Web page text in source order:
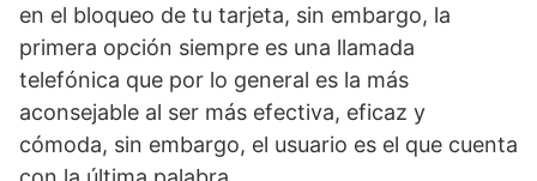
en el bloqueo de tu tarjeta, sin embargo, la
primera opción siempre es una llamada
telefónica que por lo general es la más
aconsejable al ser más efectiva, eficaz y
cómoda, sin embargo, el usuario es el que cuenta